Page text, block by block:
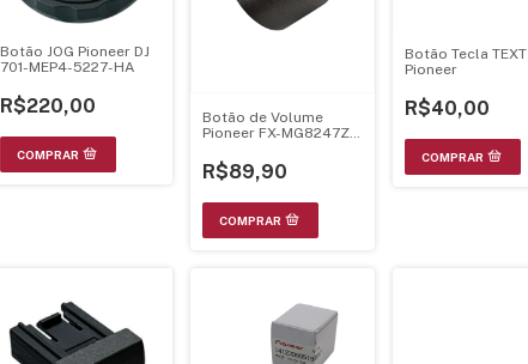
Botão JOG Pioneer DJ
701-MEP4-5227-HA
R$220,00
Botão de Volume
Pioneer FX-MG8247ZT
R$89,90
Botão Tecla TEXT
Pioneer
R$40,00